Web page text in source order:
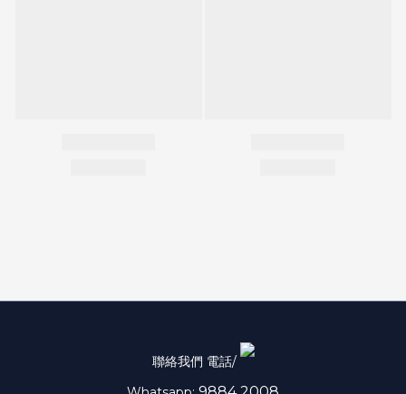
聯絡我們 電話/